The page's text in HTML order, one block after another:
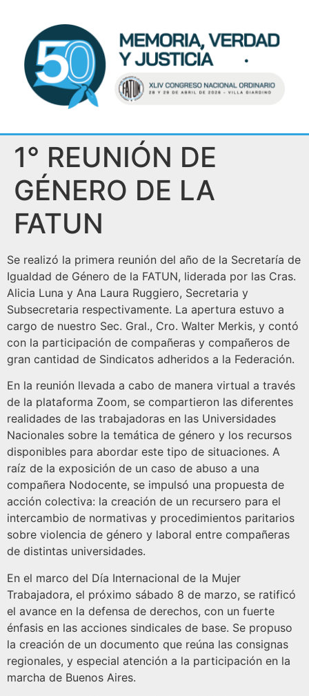
1° REUNIÓN DE
GÉNERO DE LA
FATUN
Se realizó la primera reunión del año de la Secretaría de
Igualdad de Género de la FATUN, liderada por las Cras.
Alicia Luna y Ana Laura Ruggiero, Secretaria y
Subsecretaria respectivamente. La apertura estuvo a
cargo de nuestro Sec. Gral., Cro. Walter Merkis, y contó
con la participación de compañeras y compañeros de
gran cantidad de Sindicatos adheridos a la Federación.
En la reunión llevada a cabo de manera virtual a través
de la plataforma Zoom, se compartieron las diferentes
realidades de las trabajadoras en las Universidades
Nacionales sobre la temática de género y los recursos
disponibles para abordar este tipo de situaciones. A
raíz de la exposición de un caso de abuso a una
compañera Nodocente, se impulsó una propuesta de
acción colectiva: la creación de un recursero para el
intercambio de normativas y procedimientos paritarios
sobre violencia de género y laboral entre compañeras
de distintas universidades.
En el marco del Día Internacional de la Mujer
Trabajadora, el próximo sábado 8 de marzo, se ratificó
el avance en la defensa de derechos, con un fuerte
énfasis en las acciones sindicales de base. Se propuso
la creación de un documento que reúna las consignas
regionales, y especial atención a la participación en la
marcha de Buenos Aires.